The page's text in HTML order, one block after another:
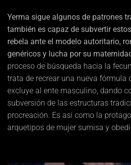
Yerma sigue algunos de patrones
también es capaz de subvertir
rebela ante el modelo autoritario,
genéricos y lucha por su
proceso de búsqueda hacia la
trata de recrear una nueva fórmula
excluye al ente masculino, dando
subversión de las estructuras
procreación. Es así como la
arquetipos de mujer sumisa y